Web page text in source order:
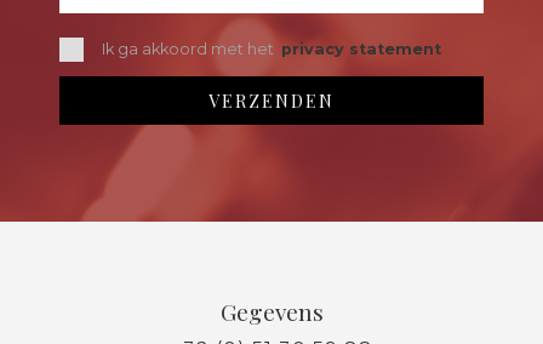
Ik ga akkoord met het privacy statement
Gegevens